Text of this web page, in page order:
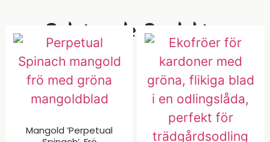
Relaterade Produkter
Mangold ’Perpetual